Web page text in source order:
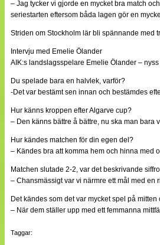
Annonsera
Statistik
Kontakt
– Jag tycker vi gjorde en mycket bra match
seriestarten eftersom båda lagen gör en
Striden om Stockholm lär bli spännande med
Intervju med Emelie Ölander
AIK:s landslagsspelare Emelie Ölander –
Du spelade bara en halvlek, varför?
-Det var bestämt sen innan och bestämdes
Hur känns kroppen efter Algarve cup?
– Den känns bättre å bättre, nu ska man bara
Hur kändes matchen för din egen del?
– Kändes bra att komma hem och hinna med
Matchen slutade 2-2, var det beskrivande
– Chansmässigt var vi närmre ett mål med en
Det kändes som det var mycket spel på
– När dem ställer upp med ett femmanna
Taggar: